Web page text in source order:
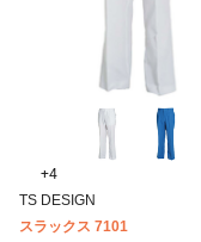
+4
TS DESIGN
スラックス 7101